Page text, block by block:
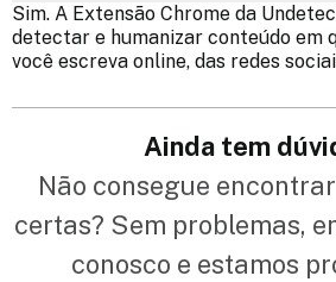
Sim. A Extensão Chrome da
detectar e humanizar conteúdo em
você escreva online, das redes
Ainda tem
Não consegue
certas? Sem problemas,
conosco e estamos